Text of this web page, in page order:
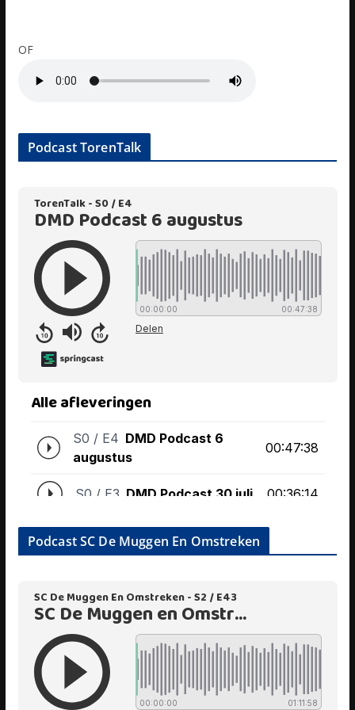
OF
Podcast TorenTalk
Podcast SC De Muggen En Omstreken